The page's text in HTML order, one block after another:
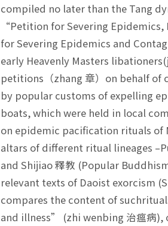
compiled no later than the Tang
“Petition for Severing
for Severing Epidemics and
early Heavenly Masters
petitions（zhang 章）on behalf of
by popular customs of expelling
boats, which were held in local
on epidemic pacification rituals
altars of different ritual lineages
and Shijiao 釋教 (Popular
relevant texts of Daoist exorcism
compares the content of
and illness” (zhi wenbing 治瘟病